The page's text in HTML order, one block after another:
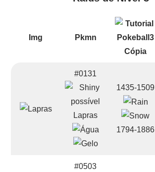
Img Pkmn
#0131
Lapras
1435-1509
1794-1886
#0503